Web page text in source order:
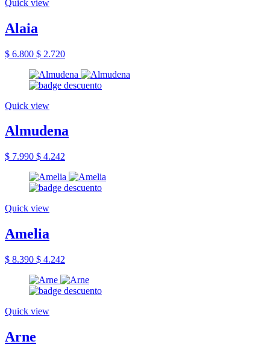
Quick view
Alaia
$ 6.800 $ 2.720
Quick view
Almudena
$ 7.990 $ 4.242
Quick view
Amelia
$ 8.390 $ 4.242
Quick view
Arne